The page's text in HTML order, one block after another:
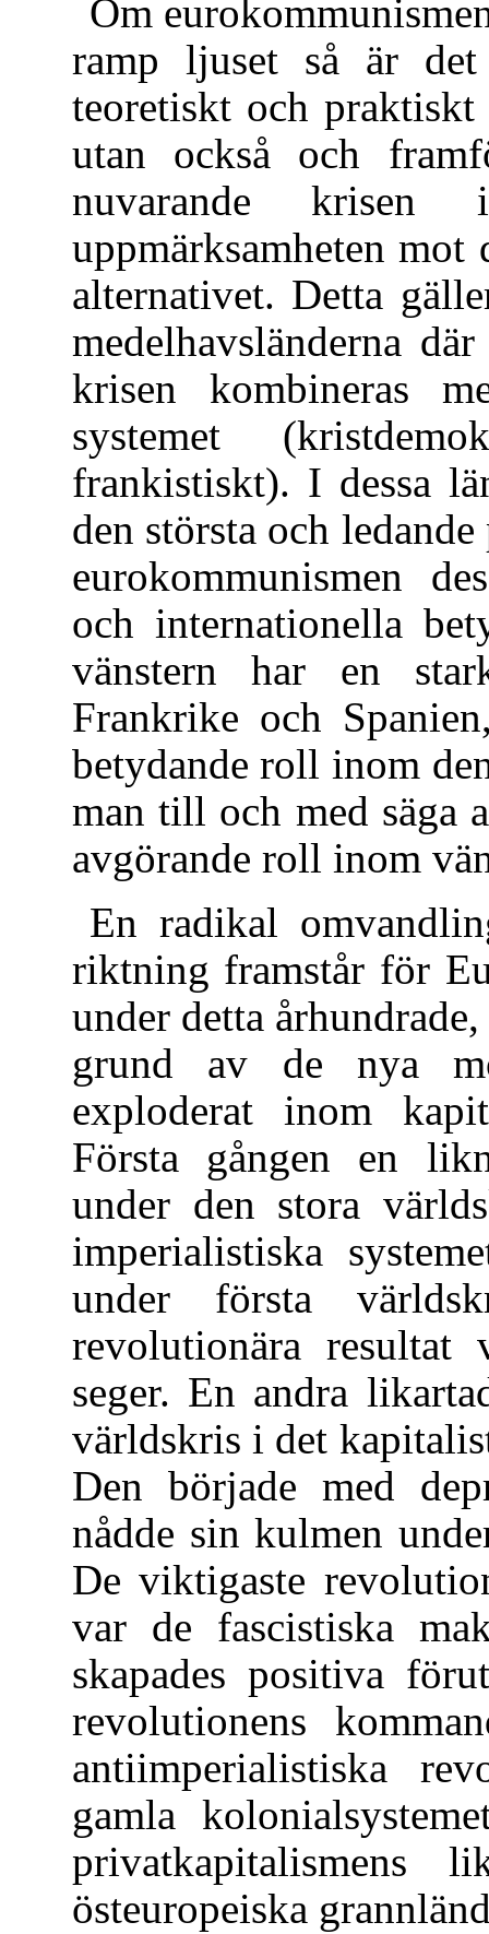
Om
ramp ljuset så är
teoretiskt och
utan också och
nuvarande krisen
uppmärksamheten
alternativet. Detta
medelhavsländerna
krisen kombineras
systemet
frankistiskt). I dessa
den största och
eurokommunismen
och internationella
vänstern har en
Frankrike och
betydande roll inom
man till och med säga
avgörande roll inom
En radikal
riktning framstår för
under detta
grund av de nya
exploderat inom
Första gången en
under den stora
imperialistiska
under första
revolutionära resultat
seger. En andra
världskris i det
Den började med
nådde sin kulmen
De viktigaste
var de fascistiska
skapades positiva
revolutionens
antiimperialistiska
gamla
privatkapitalismens
östeuropeiska